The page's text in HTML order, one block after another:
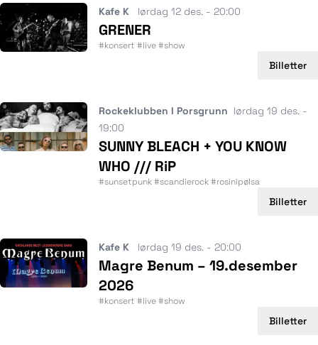
Kafe K lørdag 12 des. - 20:00
GRENER
#konsert #live #show
Billetter
Rockeklubben I Porsgrunn lørdag 19 des. -
19:00
SUNNY BLEACH + YOU KNOW
WHO /// RiP
#sunsetpunk #scandierock #rosinipølsa
Billetter
Kafe K lørdag 19 des. - 20:00
Magre Benum – 19.desember
2026
#konsert #live #show
Billetter